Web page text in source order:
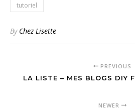
fenêtre)
tutoriel
By Chez Lisette
PREVIOUS
LA LISTE – MES BLOGS DIY
NEWER